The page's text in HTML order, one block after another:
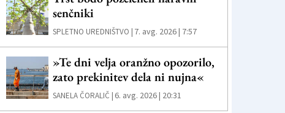
senčniki
SPLETNO UREDNIŠTVO | 7. avg. 2026 | 7:57
»Te dni velja oranžno opozorilo,
zato prekinitev dela ni nujna«
SANELA ČORALIČ | 6. avg. 2026 | 20:31